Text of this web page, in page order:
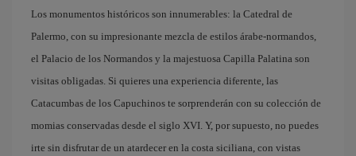
Los monumentos históricos son innumerables: la Catedral de
Palermo, con su impresionante mezcla de estilos árabe-normandos,
el Palacio de los Normandos y la majestuosa Capilla Palatina son
visitas obligadas. Si quieres una experiencia diferente, las
Catacumbas de los Capuchinos te sorprenderán con su colección de
momias conservadas desde el siglo XVI. Y, por supuesto, no puedes
irte sin disfrutar de un atardecer en la costa siciliana, con vistas